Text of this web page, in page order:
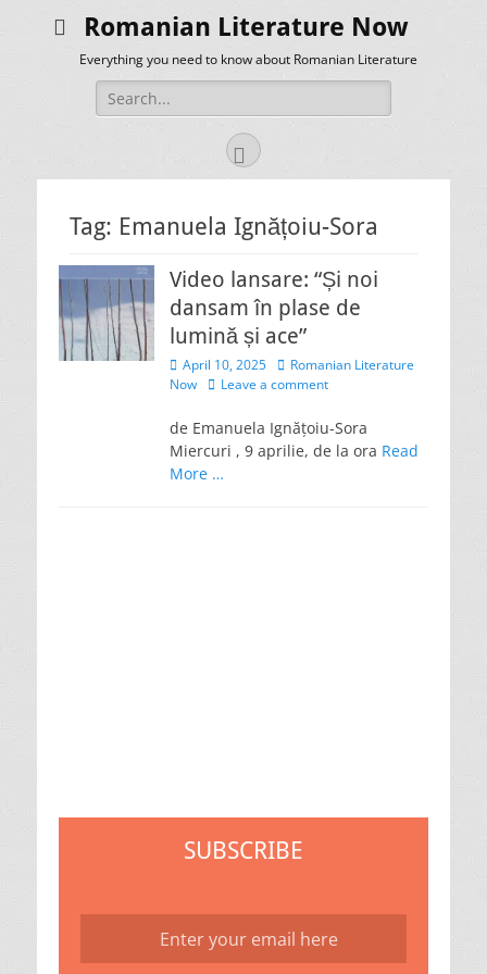
Romanian Literature Now
Everything you need to know about Romanian Literature
Search
for:
Facebook
Tag: Emanuela Ignățoiu-Sora
Video lansare: “Și noi
dansam în plase de
lumină și ace”
Posted
on
April 10, 2025 Author
Romanian Literature
Now
Leave a comment
de Emanuela Ignățoiu-Sora
Miercuri , 9 aprilie, de la ora Read
More …
SUBSCRIBE